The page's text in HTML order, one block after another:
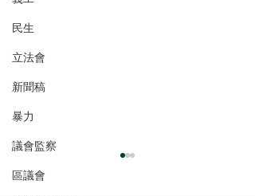
民生
立法會
新聞稿
暴力
議會監察
區議會